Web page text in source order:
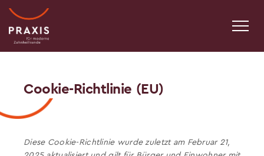
Cookie-Richtlinie (EU)
Diese Cookie-Richtlinie wurde zuletzt am Februar 21,